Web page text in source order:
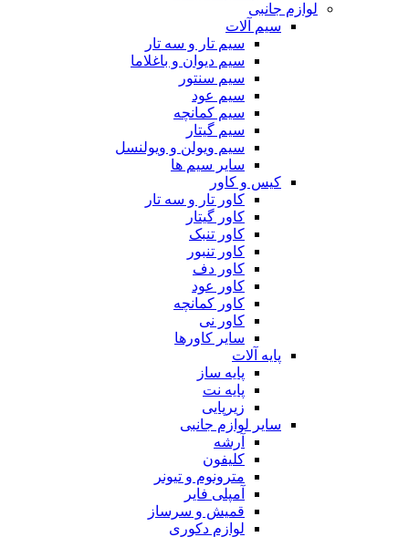
لوازم جانبی
سیم آلات
سیم تار و سه تار
سیم دیوان و باغلاما
سیم سنتور
سیم عود
سیم کمانچه
سیم گیتار
سیم ویولن و ویولنسل
سایر سیم ها
کیس و کاور
کاور تار و سه تار
کاور گیتار
کاور تنبک
کاور تنبور
کاور دف
کاور عود
کاور کمانچه
کاور نی
سایر کاورها
پایه آلات
پایه ساز
پایه نت
زیرپایی
سایر لوازم جانبی
آرشه
کلیفون
مترونوم و تیونر
آمپلی فایر
قمیش و سرساز
لوازم دکوری